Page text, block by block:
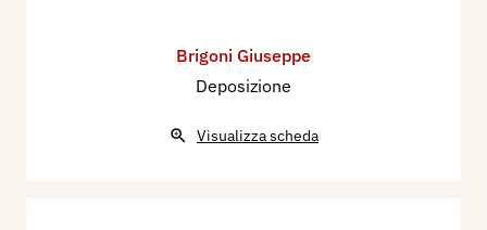
Brigoni Giuseppe
Deposizione
Visualizza scheda